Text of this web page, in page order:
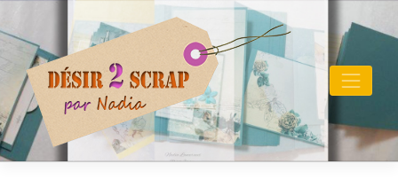
content